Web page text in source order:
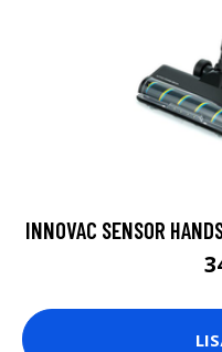
INNOVAC SENSOR